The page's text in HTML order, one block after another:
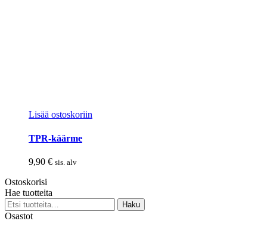
Lisää ostoskoriin
TPR-käärme
9,90 € sis. alv
Ostoskorisi
Hae tuotteita
Etsi:
Haku
Osastot